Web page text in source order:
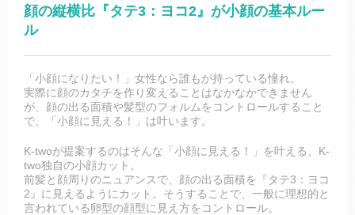
顔の縦横比『タテ3：ヨコ2』が小顔の基本ルー
ル
「小顔になりたい！」女性なら誰もが持っている憧れ。
実際に顔のカタチを作り変えることはなかなかできません
が、顔の出る面積や髪型のフォルムをコントロールすること
で、「小顔に見える！」は叶います。
K-twoが提案するのはそんな「小顔に見える！」を叶える、K-
two独自の小顔カット。
前髪と顔周りのニュアンスで、顔の出る面積を『タテ3：ヨコ
2』に見えるようにカット。そうすることで、一般に理想的と
言われている卵型の顔型に見え方をコントロール。